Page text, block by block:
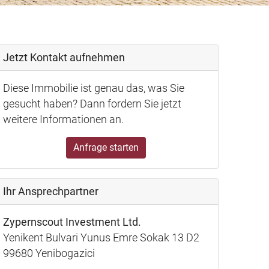
Jetzt Kontakt aufnehmen
Diese Immobilie ist genau das, was Sie
gesucht haben? Dann fordern Sie jetzt
weitere Informationen an.
Anfrage starten
Ihr Ansprechpartner
Zypernscout Investment Ltd.
Yenikent Bulvari Yunus Emre Sokak 13 D2
99680 Yenibogazici